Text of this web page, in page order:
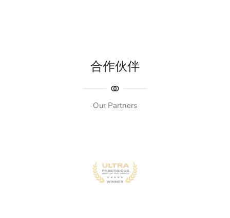
合作伙伴
Our Partners